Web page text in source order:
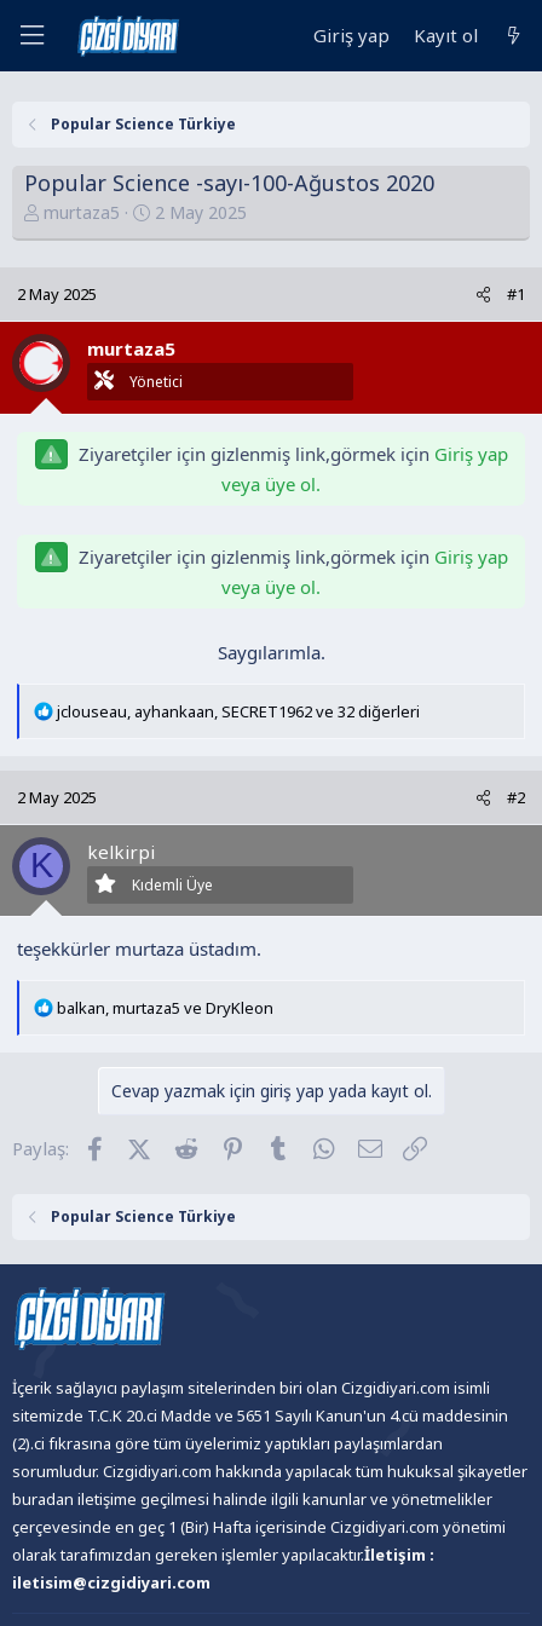
Giriş yap Kayıt ol
Popular Science Türkiye
Popular Science -sayı-100-Ağustos 2020
K
o
u
y
u
B
a
l
a
n
murtaza5
B
a
a
n
g
ı
t
h
2 May 2025
2 May 2025 #1
murtaza5
Yönetici
Ziyaretçiler için gizlenmiş link,görmek için Giriş yap
veya üye ol.
Ziyaretçiler için gizlenmiş link,görmek için Giriş yap
veya üye ol.
Saygılarımla.​
T
i
l
e
r
jclouseau ayhankaan SECRET1962ve 32 diğerleri
2 May 2025 #2
K kelkirpi
Kıdemli Üye
teşekkürler murtaza üstadım.
T
e
balkan,murtaza5 ve DryKleon
Cevap yazmak için giriş yap yada kayıt ol.
Paylaş: FacebookX (Twitter)
Reddit Pinterest
Tumblr WhatsApp
E-posta
Popular Science Türkiye
İçerik sağlayıcı paylaşım sitelerinden biri olan Cizgidiyari.com isimli
sitemizde T.C.K 20.ci Madde ve 5651 Sayılı Kanun'un 4.cü maddesinin
(2).ci fıkrasına göre tüm üyelerimiz yaptıkları paylaşımlardan
sorumludur. Cizgidiyari.com hakkında yapılacak tüm hukuksal şikayetler
buradan iletişime geçilmesi halinde ilgili kanunlar ve yönetmelikler
çerçevesinde en geç 1 (Bir) Hafta içerisinde Cizgidiyari.com yönetimi
olarak tarafımızdan gereken işlemler yapılacaktır.İletişim :
iletisim@cizgidiyari.com